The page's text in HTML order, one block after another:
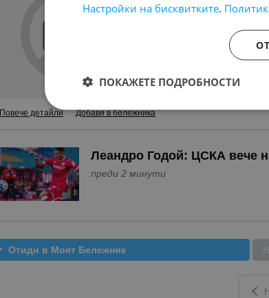
със И БЕЗ ДОКУМЕНТИ
Повече детайли Добави в бележника
Леандро Годой: ЦСКА вече
преди 2 минути
Отиди в Моят Бележник
Настройки на бисквитките.
ПОКАЖЕТЕ ПОДРОБНОСТИ